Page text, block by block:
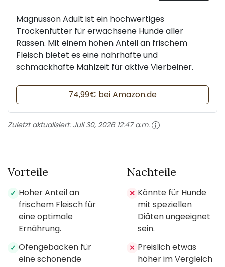
Magnusson Adult ist ein hochwertiges
Trockenfutter für erwachsene Hunde aller
Rassen. Mit einem hohen Anteil an frischem
Fleisch bietet es eine nahrhafte und
schmackhafte Mahlzeit für aktive Vierbeiner.
74,99€ bei Amazon.de
Zuletzt aktualisiert: Juli 30, 2026 12:47 a.m.
Vorteile
✓ Hoher Anteil an
frischem Fleisch für
eine optimale
Ernährung.
✓ Ofengebacken für
eine schonende
Nachteile
✕ Könnte für Hunde
mit speziellen
Diäten ungeeignet
sein.
✕ Preislich etwas
höher im Vergleich